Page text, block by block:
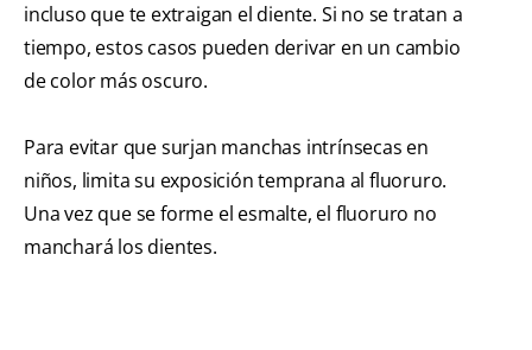
incluso que te extraigan el diente. Si no se tratan a
tiempo, estos casos pueden derivar en un cambio
de color más oscuro.
Para evitar que surjan manchas intrínsecas en
niños, limita su exposición temprana al fluoruro.
Una vez que se forme el esmalte, el fluoruro no
manchará los dientes.